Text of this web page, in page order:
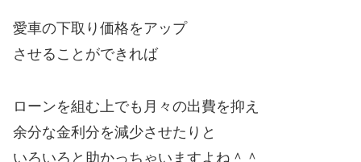
愛車の下取り価格をアップ
させることができれば
ローンを組む上でも月々の出費を抑え
余分な金利分を減少させたりと
いろいろと助かっちゃいますよね＾＾